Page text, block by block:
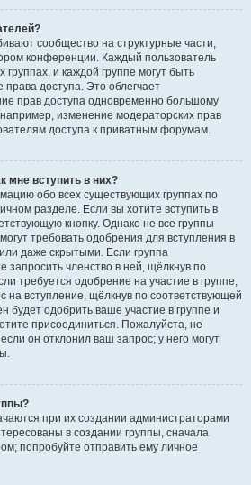
сообщество на структурные части,
конференции. Каждый пользователь
группах, и каждой группе могут быть
доступа. Это облегчает
прав доступа одновременно большому
изменение модераторских прав
доступа к приватным форумам.
мне вступить в них?
обо всех существующих группах по
разделе. Если вы хотите вступить в
кнопку. Однако не все группы
требовать одобрения для вступления в
даже скрытыми. Если группа
запросить членство в ней, щёлкнув по
требуется одобрение на участие в группе,
на вступление, щёлкнув по соответствующей
будет одобрить ваше участие в группе и
присоединиться. Пожалуйста, не
он отклонил ваш запрос; у него могут
при их создании администраторами
в создании группы, сначала
попробуйте отправить ему личное